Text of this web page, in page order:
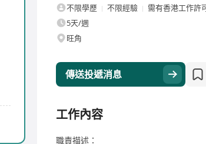
不限學歷
不限經驗
需有香港工作許
5天/週
旺角
傳送投遞消息
工作內容
職責描述：